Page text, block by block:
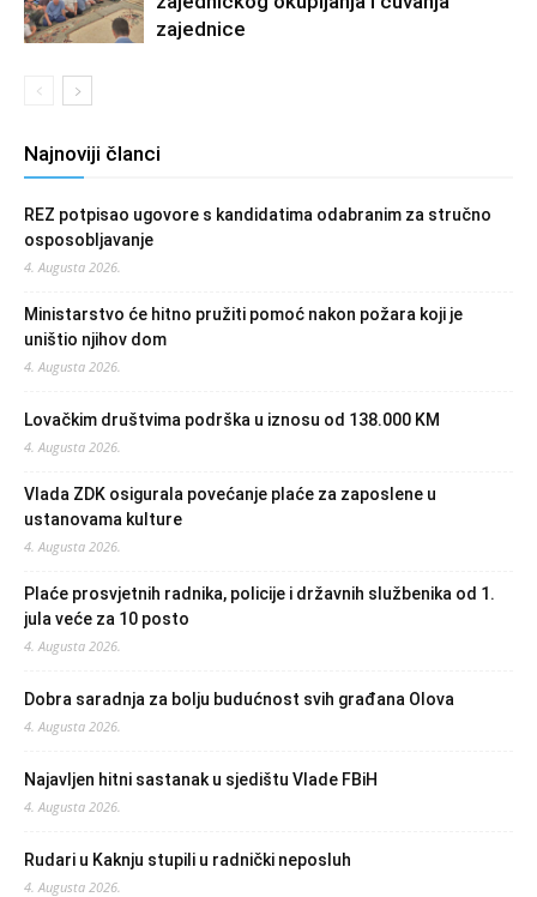
zajednice
Najnoviji članci
REZ potpisao ugovore s kandidatima odabranim za stručno
osposobljavanje
4. Augusta 2026.
Ministarstvo će hitno pružiti pomoć nakon požara koji je
uništio njihov dom
4. Augusta 2026.
Lovačkim društvima podrška u iznosu od 138.000 KM
4. Augusta 2026.
Vlada ZDK osigurala povećanje plaće za zaposlene u
ustanovama kulture
4. Augusta 2026.
Plaće prosvjetnih radnika, policije i državnih službenika od 1.
jula veće za 10 posto
4. Augusta 2026.
Dobra saradnja za bolju budućnost svih građana Olova
4. Augusta 2026.
Najavljen hitni sastanak u sjedištu Vlade FBiH
4. Augusta 2026.
Rudari u Kaknju stupili u radnički neposluh
4. Augusta 2026.